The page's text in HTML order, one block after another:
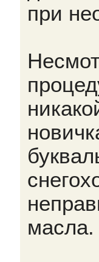
при
масла.